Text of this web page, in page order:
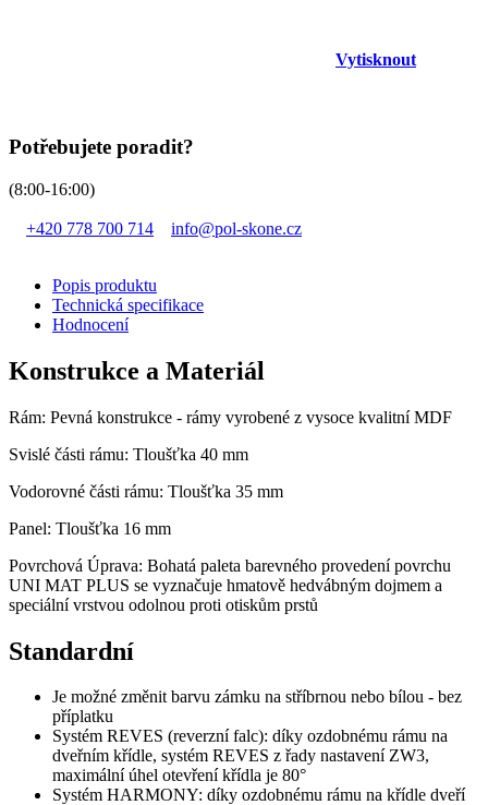
Vytisknout
Potřebujete poradit?
(8:00-16:00)
+420 778 700 714 info@pol-skone.cz
Popis produktu
Technická specifikace
Hodnocení
Konstrukce a Materiál
Rám: Pevná konstrukce - rámy vyrobené z vysoce kvalitní MDF
Svislé části rámu: Tloušťka 40 mm
Vodorovné části rámu: Tloušťka 35 mm
Panel: Tloušťka 16 mm
Povrchová Úprava: Bohatá paleta barevného provedení povrchu
UNI MAT PLUS se vyznačuje hmatově hedvábným dojmem a
speciální vrstvou odolnou proti otiskům prstů
Standardní
Je možné změnit barvu zámku na stříbrnou nebo bílou - bez
příplatku
Systém REVES (reverzní falc): díky ozdobnému rámu na
dveřním křídle, systém REVES z řady nastavení ZW3,
maximální úhel otevření křídla je 80°
Systém HARMONY: díky ozdobnému rámu na křídle dveří